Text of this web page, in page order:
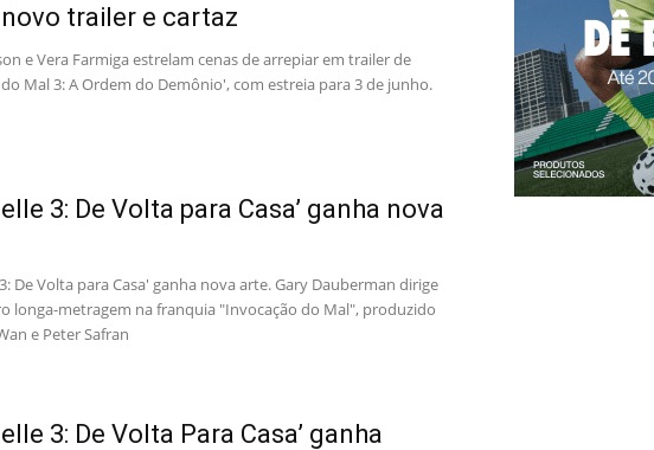
trailer e cartaz
e Vera Farmiga estrelam cenas de arrepiar em trailer de
Mal 3: A Ordem do Demônio', com estreia para 3 de junho.
3: De Volta para Casa’ ganha nova
De Volta para Casa' ganha nova arte. Gary Dauberman dirige
longa-metragem na franquia "Invocação do Mal", produzido
e Peter Safran
3: De Volta Para Casa’ ganha